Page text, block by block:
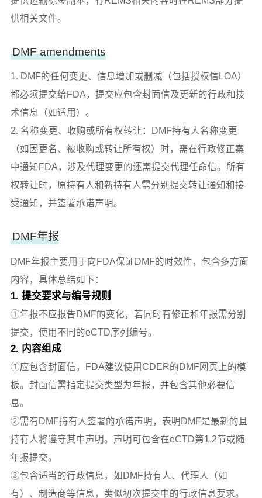
供相关文件。
DMF amendments
1. DMF的任何变更、信息增加或删减（包括授权信LOA）
都必须提交给FDA，提交应包含封面信及更新的行政和技
术信息（如适用）。
2. 名称变更、收购或所有权转让：DMF持有人名称变更
（如因更名、被收购或转让所有权）时，需在行政修正案
中通知FDA，涉及代理变更的还需提交代理任命信。所有
权转让时，原持有人和新持有人需分别提交转让通知和接
受通知，并签署承诺声明。
DMF年报
DMF年报主要用于向FDA保证DMF的时效性，包含多方面
内容，具体总结如下：
1. 提交要求与编号规则
①年报不应报告DMF的变化，若同时有修正和年报需分别
提交，使用不同的eCTD序列编号。
2. 内容组成
①应包含封面信，FDA建议使用CDER的DMF网页上的模
板。封面信需指定提交类型为年报，并包含其他必要信
息。
②需有DMF持有人签署的承诺声明，表明DMF是最新的且
持有人将遵守其中声明。声明可包含在eCTD第1.2节或随
年报提交。
③包含适当的行政信息，如DMF持有人、代理人（如
有）、制造商等信息，类似初次提交中的行政信息要求。